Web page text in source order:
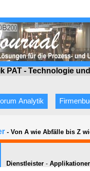
PAT - Technologie
Analytik
- Von A wie Abfälle bis Z
Dienstleister -